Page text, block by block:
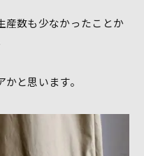
産数も少なかったことか
と思います。